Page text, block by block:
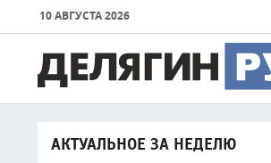
10 АВГУСТА 2026
АКТУАЛЬНОЕ ЗА НЕДЕЛЮ